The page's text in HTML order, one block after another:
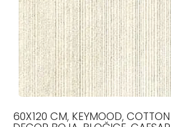
60X120 CM, KEYMOOD, COTTON